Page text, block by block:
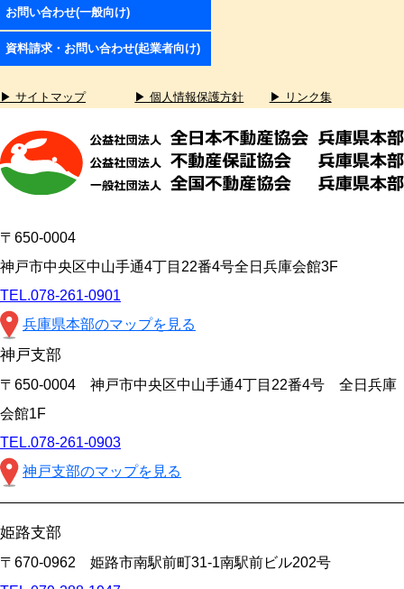
お問い合わせ(一般向け)
資料請求・お問い合わせ(起業者向け)
▶ サイトマップ ▶ 個人情報保護方針 ▶ リンク集
〒650-0004
神戸市中央区中山手通4丁目22番4号全日兵庫会館3F
TEL.078-261-0901
兵庫県本部のマップを見る
神戸支部
〒650-0004 神戸市中央区中山手通4丁目22番4号 全日兵庫
会館1F
TEL.078-261-0903
神戸支部のマップを見る
姫路支部
〒670-0962 姫路市南駅前町31-1南駅前ビル202号